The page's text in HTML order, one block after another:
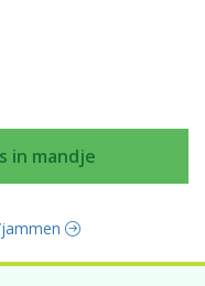
in mandje